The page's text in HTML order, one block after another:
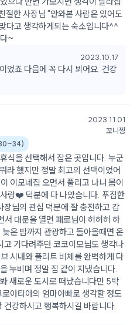
절한 사장님 "안와본 사람은 있어도
다고 생각하게되는 숙소입니다^^
~
2023.10.17
었죠 다음에 꼭 다시 뵈어요. 건강
2023.11.01
꼬니짱
)
식을 선택해서 잡은 곳입니다. 누군
라 했지만 정말 최고의 선택이었어
이모네집 오면서 풀리고 나니 몸이
랑❤️ 덕분에 다 나았습니다. 푸짐한
님의 관심 덕분에 잘 충전하고 갑
대문을 열면 페로님이 허허허 하
은 밤까지 관광하고 돌아올때면 온
기다려주던 코코이모님도 생각나
시내와 플리트 비체를 완벽하게 다
누비며 정말 집 같이 지냈습니다.
새로운 도시로 떠났습니다만 5박
아티아의 엄마아빠로 생각할 정도
강하시고 행복하시길 바랍니다.